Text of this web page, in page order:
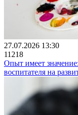
27.07.2026 13:30
11218
Опыт имеет
воспитателя на